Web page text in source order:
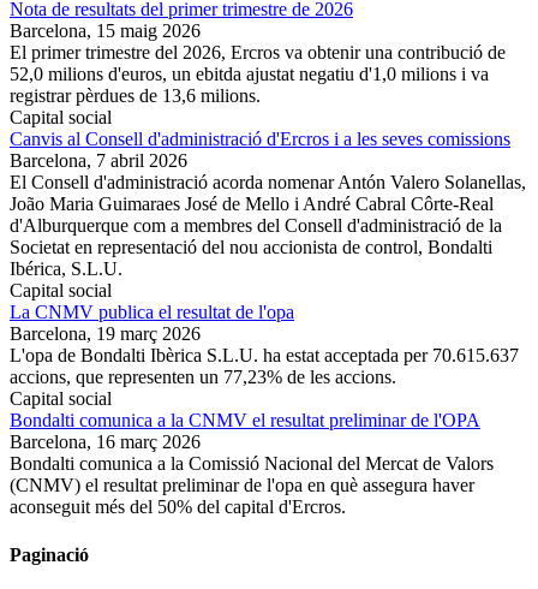
Nota de resultats del primer trimestre de 2026
Barcelona, 15 maig 2026
El primer trimestre del 2026, Ercros va obtenir una contribució de
52,0 milions d'euros, un ebitda ajustat negatiu d'1,0 milions i va
registrar pèrdues de 13,6 milions.
Capital social
Canvis al Consell d'administració d'Ercros i a les seves comissions
Barcelona, 7 abril 2026
El Consell d'administració acorda nomenar Antón Valero Solanellas,
João Maria Guimaraes José de Mello i André Cabral Côrte-Real
d'Alburquerque com a membres del Consell d'administració de la
Societat en representació del nou accionista de control, Bondalti
Ibérica, S.L.U.
Capital social
La CNMV publica el resultat de l'opa
Barcelona, 19 març 2026
L'opa de Bondalti Ibèrica S.L.U. ha estat acceptada per 70.615.637
accions, que representen un 77,23% de les accions.
Capital social
Bondalti comunica a la CNMV el resultat preliminar de l'OPA
Barcelona, 16 març 2026
Bondalti comunica a la Comissió Nacional del Mercat de Valors
(CNMV) el resultat preliminar de l'opa en què assegura haver
aconseguit més del 50% del capital d'Ercros.
Paginació